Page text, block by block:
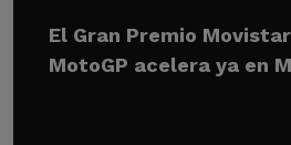
El Gran Premio
MotoGP acelera ya en